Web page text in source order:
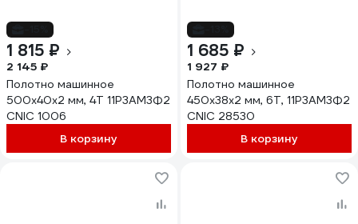
1 815 ₽
2 145 ₽
Полотно машинное
500x40x2 мм, 4T 11Р3АМ3Ф2
CNIC 1006
В корзину
1 685 ₽
1 927 ₽
Полотно машинное
450x38x2 мм, 6Т, 11Р3АМ3Ф2
CNIC 28530
В корзину